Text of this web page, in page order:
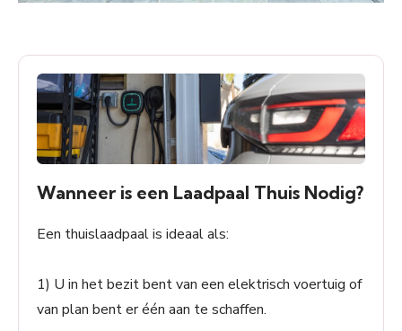
Wanneer is een Laadpaal Thuis Nodig?
Een thuislaadpaal is ideaal als:
1) U in het bezit bent van een elektrisch voertuig of
van plan bent er één aan te schaffen.